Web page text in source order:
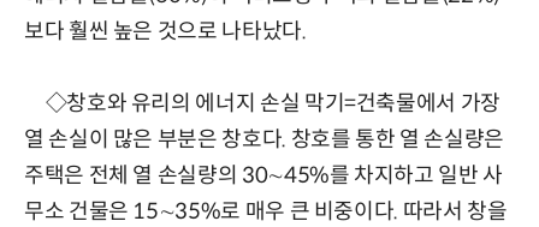
보다 훨씬 높은 것으로 나타났다.
◇창호와 유리의 에너지 손실 막기=건축물에서 가장
열 손실이 많은 부분은 창호다. 창호를 통한 열 손실량은
주택은 전체 열 손실량의 30∼45%를 차지하고 일반 사
무소 건물은 15∼35%로 매우 큰 비중이다. 따라서 창을